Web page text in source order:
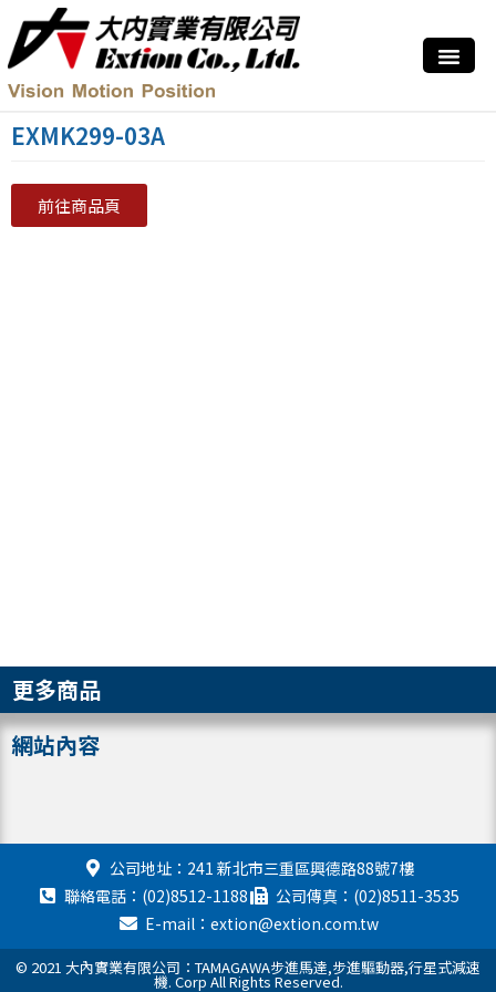
EXMK299-03A
前往商品頁
更多商品
網站內容
公司地址：241 新北市三重區興德路88號7樓
聯絡電話：(02)8512-1188
公司傳真：(02)8511-3535
E-mail：extion@extion.com.tw
© 2021 大內實業有限公司：TAMAGAWA步進馬達,步進驅動器,行星式減速
機. Corp All Rights Reserved.